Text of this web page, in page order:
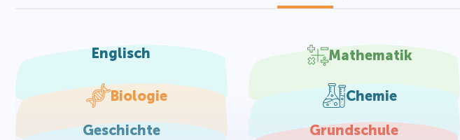
Englisch Mathematik
Biologie Chemie
Geschichte Grundschule